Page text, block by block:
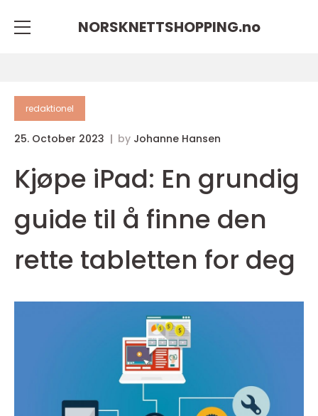
NORSKNETTSHOPPING.no
redaktionel
25. October 2023 by Johanne Hansen
Kjøpe iPad: En grundig
guide til å finne den
rette tabletten for deg